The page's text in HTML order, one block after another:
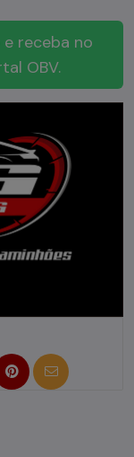
receba no
OBV.